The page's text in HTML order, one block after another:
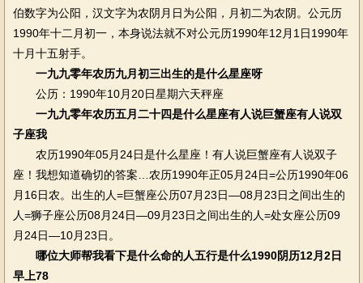
伯数字为公阳，汉文字为农阴月日为公阳，月初二为农阴。公元历
1990年十二月初一，本身说法就不对公元历1990年12月1日1990年
十月十五射手。
一九九零年农历九月初三出生的是什么星座呀
公历：1990年10月20日星期六天秤座
一九九零年农历五月二十四是什么星座有人说巨蟹座有人说双
子座我
农历1990年05月24日是什么星座！有人说巨蟹座有人说双子
座！我想知道确切的答案…农历1990年正05月24日=公历1990年06
月16日农。出生的人=巨蟹座公历07月23日—08月23日之间出生的
人=狮子座公历08月24日—09月23日之间出生的人=处女座公历09
月24日—10月23日。
哪位大师帮我看下是什么命的人五行是什么1990阴历12月2日
早上78